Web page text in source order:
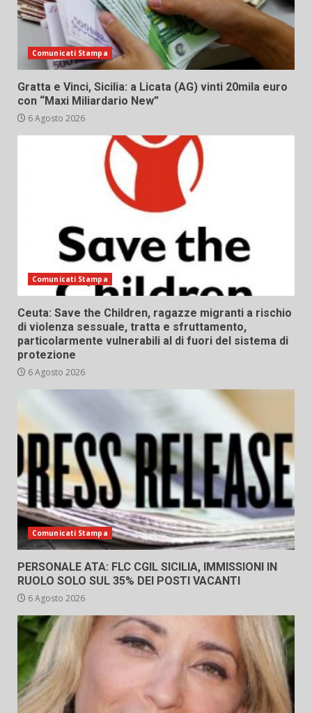
Comunicati Stampa
Gratta e Vinci, Sicilia: a Licata (AG) vinti 20mila euro
con “Maxi Miliardario New”
6 Agosto 2026
Comunicati Stampa
Ceuta: Save the Children, ragazze migranti a rischio
di violenza sessuale, tratta e sfruttamento,
particolarmente vulnerabili al di fuori del sistema di
protezione
6 Agosto 2026
Comunicati Stampa
PERSONALE ATA: FLC CGIL SICILIA, IMMISSIONI IN
RUOLO SOLO SUL 35% DEI POSTI VACANTI
6 Agosto 2026